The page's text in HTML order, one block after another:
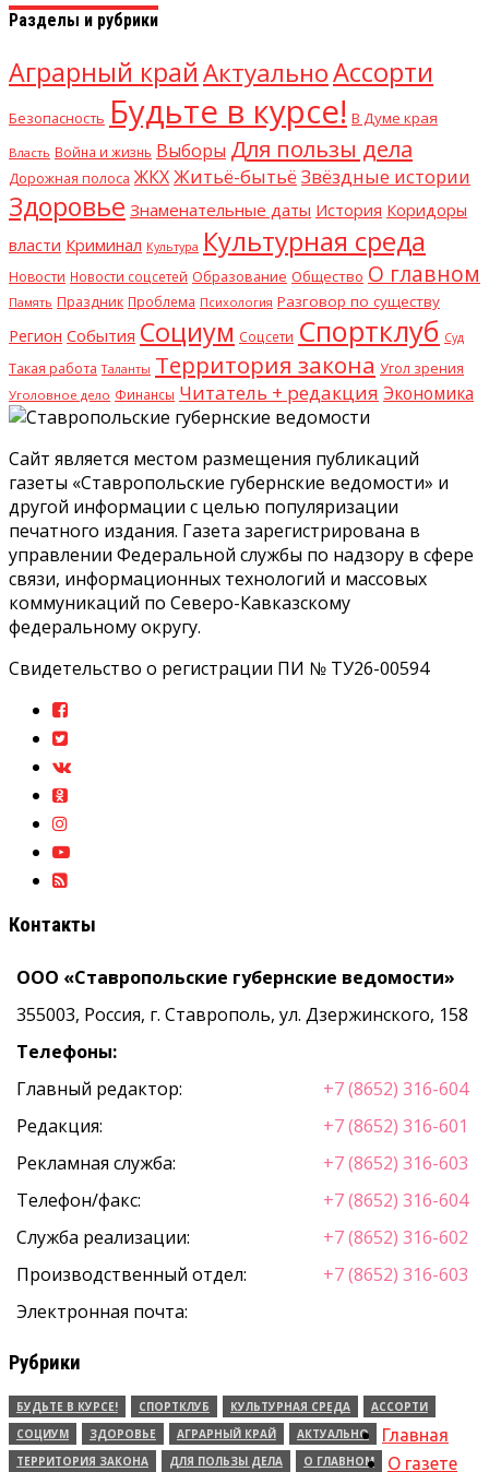
Разделы и рубрики
Аграрный крайАктуальноАссорти
Безопасность Будьте в курсе! В Думе края
Власть Война и жизнь Выборы Для пользы дела
Дорожная полоса ЖКХЖитьё-бытьёЗвёздные истории
Здоровье Знаменательные даты История Коридоры
власти Криминал Культура Культурная среда
Новости Новости соцсетей Образование Общество О главном
Память Праздник Проблема Психология Разговор по существу
Регион События Социум Соцсети Спортклуб Суд
Такая работа Таланты Территория закона Угол зрения
Уголовное дело Финансы Читатель + редакция Экономика
Сайт является местом размещения публикаций
газеты «Ставропольские губернские ведомости» и
другой информации с целью популяризации
печатного издания. Газета зарегистрирована в
управлении Федеральной службы по надзору в сфере
связи, информационных технологий и массовых
коммуникаций по Северо-Кавказскому
федеральному округу.
Свидетельство о регистрации ПИ № ТУ26-00594
Контакты
ООО «Ставропольские губернские ведомости»
355003, Россия, г. Ставрополь, ул. Дзержинского, 158
Телефоны:
Главный редактор:
+7 (8652) 316-604
Редакция:
+7 (8652) 316-601
Рекламная служба:
+7 (8652) 316-603
Телефон/факс:
+7 (8652) 316-604
Служба реализации:
+7 (8652) 316-602
Производственный отдел:
+7 (8652) 316-603
Электронная почта:
Рубрики
БУДЬТЕ В КУРСЕ! СПОРТКЛУБ КУЛЬТУРНАЯ СРЕДА
АССОРТИ
СОЦИУМ
ЗДОРОВЬЕ АГРАРНЫЙ КРАЙ
АКТУАЛЬНО
ТЕРРИТОРИЯ ЗАКОНА
ДЛЯ ПОЛЬЗЫ ДЕЛА О ГЛАВНОМ
Главная
О газете